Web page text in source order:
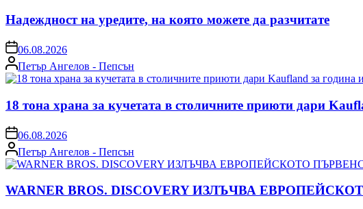
Надеждност на уредите, на която можете да разчитате
on06.08.2026
Posted
by
Петър Ангелов - Пепсън
18 тона храна за кучетата в столичните приюти дари
on06.08.2026
Posted
by
Петър Ангелов - Пепсън
WARNER BROS. DISCOVERY ИЗЛЪЧВА